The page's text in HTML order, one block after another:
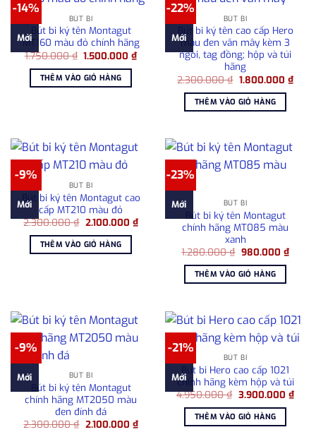
-14%
Mới
BÚT BI
Bút bi ký tên Montagut
MT160 màu đỏ chính hãng
1.750.000₫ Giá
là:
1.750.000 ₫.
1.500.000₫Giá
hiện
1.500.000 ₫.
THÊM VÀO GIỎ HÀNG
-22%
Mới
BÚT BI
Bút bi ký tên cao cấp Hero
màu đen vân mây kèm 3
ngòi, tag đồng; hộp và túi
hãng
2.300.000₫ Giá
là:
2.300.000 ₫.
1.800.000 ₫Giá
hiện
THÊM VÀO GIỎ HÀNG
-9%
Mới
BÚT BI
Bút bi ký tên Montagut cao
cấp MT210 màu đỏ
2.300.000₫ Giá
là:
2.300.000 ₫.
2.100.000 ₫Giá
hiện
2.100.000 ₫.
THÊM VÀO GIỎ HÀNG
-23%
Mới BÚT BI
Bút bi ký tên Montagut
chính hãng MT085 màu
xanh
1.280.000₫ Giá
là:
1.280.000 ₫.
980.000 ₫Giá
hiện
THÊM VÀO GIỎ HÀNG
-9%
Mới BÚT BI
Bút bi ký tên Montagut
chính hãng MT2050 màu
đen đính đá
2.300.000₫ Giá
2.100.000 ₫Giá
-21%
Mới
BÚT BI
Bút bi Hero cao cấp 1021
chính hãng kèm hộp và túi
4.950.000₫ Giá
là:
4.950.000 ₫.
3.900.000 ₫Giá
THÊM VÀO GIỎ HÀNG